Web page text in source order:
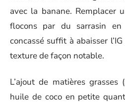
avec la banane. Remplacer
flocons par du sarrasin
concassé suffit à abaisser
texture de façon notable.
L’ajout de matières grasses
huile de coco en petite